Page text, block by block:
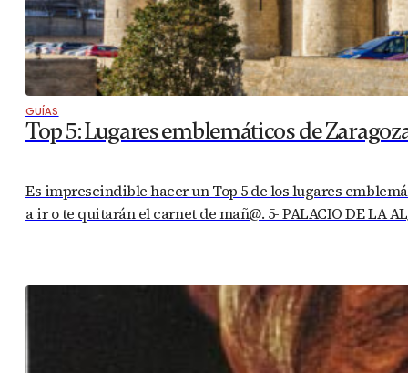
GUÍAS
Top 5: Lugares emblemáticos de
Es imprescindible hacer un Top 5 de los lugares
a ir o te quitarán el carnet de mañ@. 5- PALACIO DE LA